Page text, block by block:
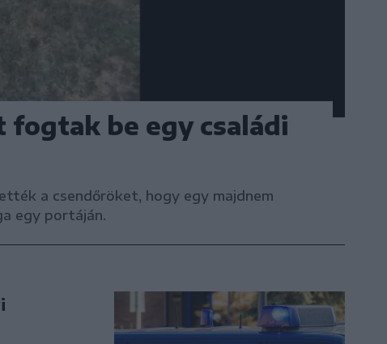
fogtak be egy családi
a csendőröket, hogy egy majdnem
egy portáján.